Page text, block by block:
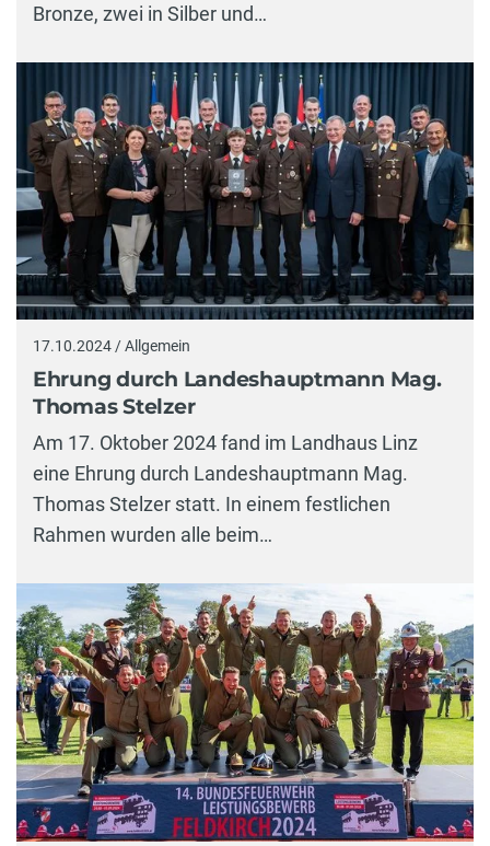
Bronze, zwei in Silber und…
17.10.2024 / Allgemein
Ehrung durch Landeshauptmann Mag.
Thomas Stelzer
Am 17. Oktober 2024 fand im Landhaus Linz
eine Ehrung durch Landeshauptmann Mag.
Thomas Stelzer statt. In einem festlichen
Rahmen wurden alle beim…